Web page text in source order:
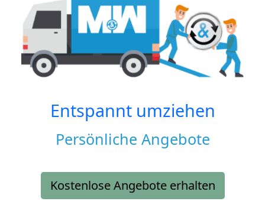
Entspannt umziehen
Persönliche Angebote
Kostenlose Angebote erhalten